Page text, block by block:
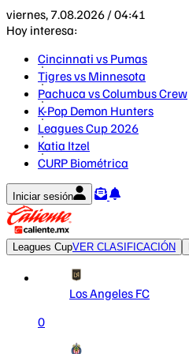
viernes, 7.08.2026 / 04:41
Hoy interesa:
Cincinnati vs Pumas
Tigres vs Minnesota
Pachuca vs Columbus Crew
K-Pop Demon Hunters
Leagues Cup 2026
Katia Itzel
CURP Biométrica
Iniciar sesión
Leagues CupVER CLASIFICACIÓN
Los Angeles FC
0